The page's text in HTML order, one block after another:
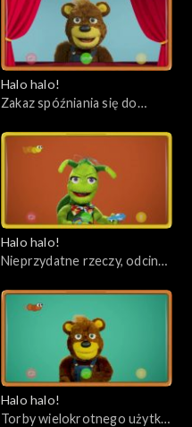
Halo halo!
Zakaz spóźniania się do
Halo halo!
Nieprzydatne rzeczy, odcinek
Halo halo!
Torby wielokrotnego użytku,